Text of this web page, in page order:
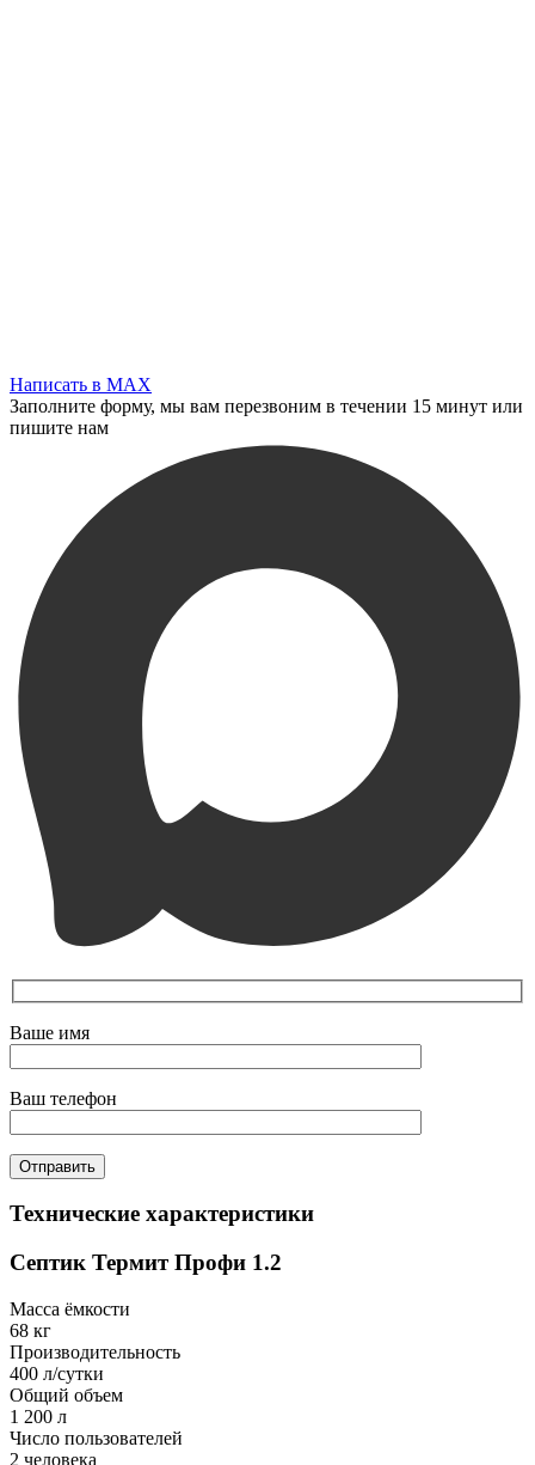
Написать в MAX
Заполните форму, мы вам перезвоним в течении 15 минут или
пишите нам
Ваше имя
Ваш телефон
Технические характеристики
Септик Термит Профи 1.2
Масса ёмкости
68 кг
Производительность
400 л/сутки
Общий объем
1 200 л
Число пользователей
2 человека